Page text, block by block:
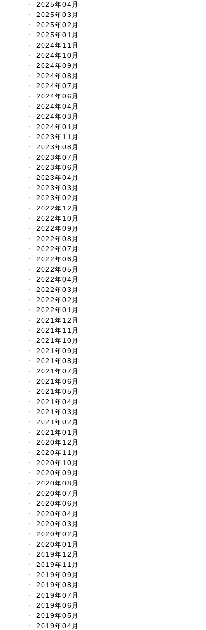
2025年04月
2025年03月
2025年02月
2025年01月
2024年11月
2024年10月
2024年09月
2024年08月
2024年07月
2024年06月
2024年04月
2024年03月
2024年01月
2023年11月
2023年08月
2023年07月
2023年06月
2023年04月
2023年03月
2023年02月
2022年12月
2022年10月
2022年09月
2022年08月
2022年07月
2022年06月
2022年05月
2022年04月
2022年03月
2022年02月
2022年01月
2021年12月
2021年11月
2021年10月
2021年09月
2021年08月
2021年07月
2021年06月
2021年05月
2021年04月
2021年03月
2021年02月
2021年01月
2020年12月
2020年11月
2020年10月
2020年09月
2020年08月
2020年07月
2020年06月
2020年04月
2020年03月
2020年02月
2020年01月
2019年12月
2019年11月
2019年09月
2019年08月
2019年07月
2019年06月
2019年05月
2019年04月